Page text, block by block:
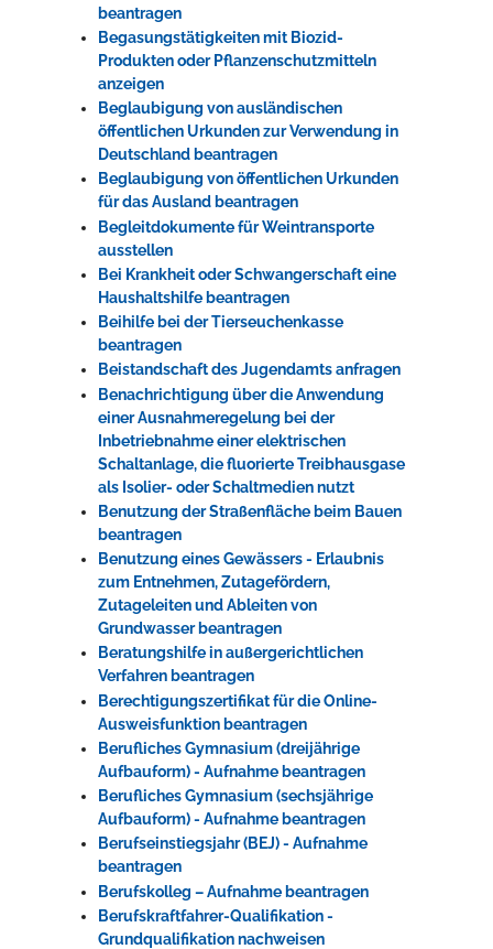
beantragen
Begasungstätigkeiten mit Biozid-
Produkten oder Pflanzenschutzmitteln
anzeigen
Beglaubigung von ausländischen
öffentlichen Urkunden zur Verwendung in
Deutschland beantragen
Beglaubigung von öffentlichen Urkunden
für das Ausland beantragen
Begleitdokumente für Weintransporte
ausstellen
Bei Krankheit oder Schwangerschaft eine
Haushaltshilfe beantragen
Beihilfe bei der Tierseuchenkasse
beantragen
Beistandschaft des Jugendamts anfragen
Benachrichtigung über die Anwendung
einer Ausnahmeregelung bei der
Inbetriebnahme einer elektrischen
Schaltanlage, die fluorierte Treibhausgase
als Isolier- oder Schaltmedien nutzt
Benutzung der Straßenfläche beim Bauen
beantragen
Benutzung eines Gewässers - Erlaubnis
zum Entnehmen, Zutagefördern,
Zutageleiten und Ableiten von
Grundwasser beantragen
Beratungshilfe in außergerichtlichen
Verfahren beantragen
Berechtigungszertifikat für die Online-
Ausweisfunktion beantragen
Berufliches Gymnasium (dreijährige
Aufbauform) - Aufnahme beantragen
Berufliches Gymnasium (sechsjährige
Aufbauform) - Aufnahme beantragen
Berufseinstiegsjahr (BEJ) - Aufnahme
beantragen
Berufskolleg – Aufnahme beantragen
Berufskraftfahrer-Qualifikation -
Grundqualifikation nachweisen